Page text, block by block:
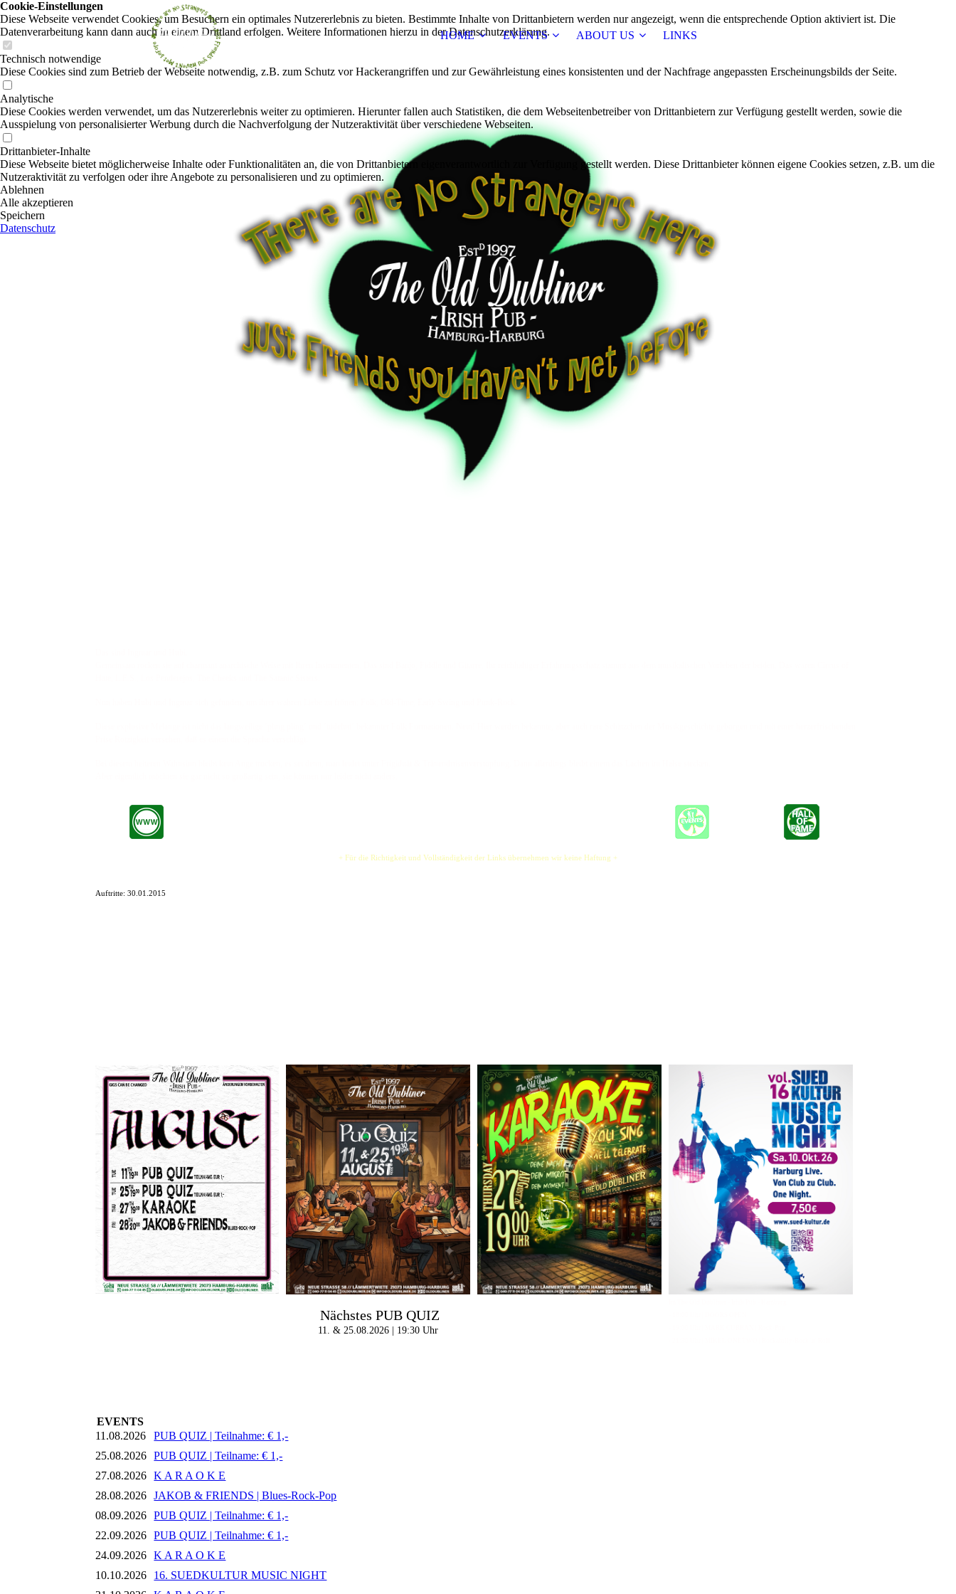
HOME EVENTS ABOUT US LINKS
+ Für die Richtigkeit und Vollständigkeit der Links übernehmen wir keine Haftung +
Auftritte:30.01.2015
Nächstes PUB QUIZ
11. & 25.08.2026 | 19:30 Uhr
EVENTS
11.08.2026
PUB QUIZ | Teilnahme: € 1,-
25.08.2026
PUB QUIZ | Teilname: € 1,-
27.08.2026
K A R A O K E
28.08.2026
JAKOB & FRIENDS | Blues-Rock-Pop
08.09.2026
PUB QUIZ | Teilnahme: € 1,-
22.09.2026
PUB QUIZ | Teilnahme: € 1,-
24.09.2026
K A R A O K E
10.10.2026
16. SUEDKULTUR MUSIC NIGHT
Cookie-Einstellungen
Diese Webseite verwendet Cookies, um Besuchern ein optimales Nutzererlebnis zu bieten. Bestimmte Inhalte von Drittanbietern werden nur angezeigt, wenn die entsprechende Option aktiviert ist. Die
Datenverarbeitung kann dann auch in einem Drittland erfolgen. Weitere Informationen hierzu in der Datenschutzerklärung.
Technisch notwendige
Diese Cookies sind zum Betrieb der Webseite notwendig, z.B. zum Schutz vor Hackerangriffen und zur Gewährleistung eines konsistenten und der Nachfrage angepassten Erscheinungsbilds der Seite.
Analytische
Diese Cookies werden verwendet, um das Nutzererlebnis weiter zu optimieren. Hierunter fallen auch Statistiken, die dem Webseitenbetreiber von Drittanbietern zur Verfügung gestellt werden, sowie die
Ausspielung von personalisierter Werbung durch die Nachverfolgung der Nutzeraktivität über verschiedene Webseiten.
Drittanbieter-Inhalte
Diese Webseite bietet möglicherweise Inhalte oder Funktionalitäten an, die von Drittanbietern eigenverantwortlich zur Verfügung gestellt werden. Diese Drittanbieter können eigene Cookies setzen, z.B. um die
Nutzeraktivität zu verfolgen oder ihre Angebote zu personalisieren und zu optimieren.
Ablehnen
Alle akzeptieren
Speichern
Datenschutz